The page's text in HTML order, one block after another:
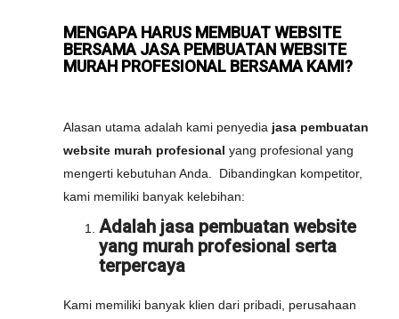
MENGAPA HARUS MEMBUAT WEBSITE
BERSAMA JASA PEMBUATAN WEBSITE
MURAH PROFESIONAL BERSAMA KAMI?
Alasan utama adalah kami penyedia jasa pembuatan
website murah profesional yang profesional yang
mengerti kebutuhan Anda. Dibandingkan kompetitor,
kami memiliki banyak kelebihan:
Adalah jasa pembuatan website
yang murah profesional serta
terpercaya
Kami memiliki banyak klien dari pribadi, perusahaan